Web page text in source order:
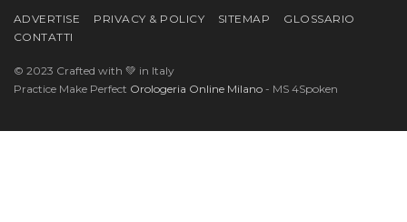
ADVERTISE PRIVACY & POLICY SITEMAP
GLOSSARIO
CONTATTI
© 2023 Crafted with 💚 in Italy
Practice Make Perfect Orologeria Online Milano - MS 4Spoken